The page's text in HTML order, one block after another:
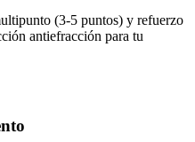
(3-5 puntos) y refuerzo
antiefracción para tu